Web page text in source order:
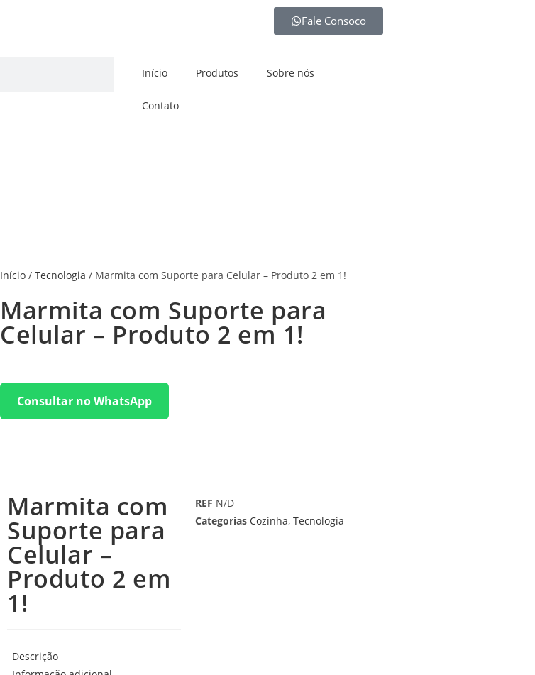
Fale Consoco
Início Produtos Sobre nós
Contato
Início / Tecnologia / Marmita com Suporte para Celular – Produto 2 em 1!
Marmita com Suporte para
Celular – Produto 2 em 1!
Consultar no WhatsApp
Marmita com
Suporte para
Celular –
Produto 2 em
1!
REF N/D
Categorias Cozinha, Tecnologia
Descrição